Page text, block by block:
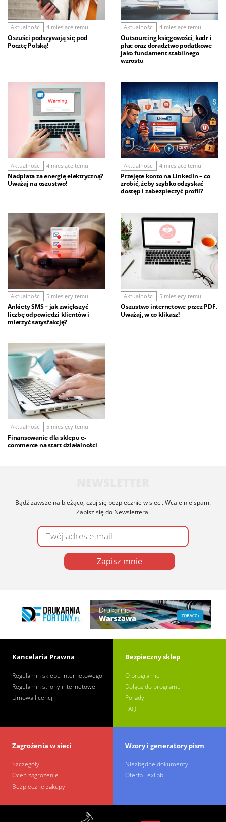
Aktualności 4 miesiące temu
Oszuści podszywają się pod
Pocztę Polską!
Aktualności 4 miesiące temu
Outsourcing księgowości, kadr i
płac oraz doradztwo podatkowe
jako fundament stabilnego
wzrostu
Aktualności 4 miesiące temu
Nadpłata za energię elektryczną?
Uważaj na oszustwo!
Aktualności 4 miesiące temu
Przejęte konto na LinkedIn – co
zrobić, żeby szybko odzyskać
dostęp i zabezpieczyć profil?
Aktualności 5 miesięcy temu
Ankiety SMS – jak zwiększyć
liczbę odpowiedzi klientów i
mierzyć satysfakcję?
Aktualności 5 miesięcy temu
Oszustwo internetowe przez PDF.
Uważaj, w co klikasz!
Aktualności 5 miesięcy temu
Finansowanie dla sklepu e-
commerce na start działalności
Bądź zawsze na bieżąco, czuj się bezpiecznie w sieci. Wcale nie spam.
Zapisz się do Newslettera.
Zapisz mnie
Kancelaria Prawna
Regulamin sklepu internetowego
Regulamin strony internetowej
Umowa licencji
Bezpieczny sklep
O programie
Dołącz do programu
Porady
FAQ
Zagrożenia w sieci
Szczegóły
Oceń zagrożenie
Bezpieczne zakupy
Wzory i generatory pism
Niezbędne dokumenty
Oferta LexLab